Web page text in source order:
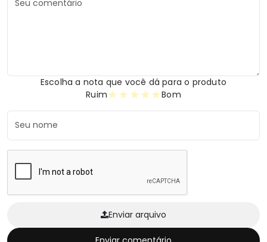
Escolha a nota que você dá para o produto
Ruim
★
★
★
★
★ Bom
Enviar arquivo